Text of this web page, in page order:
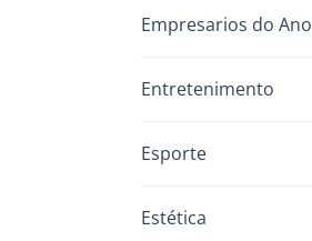
Empresarios do Ano
Entretenimento
Esporte
Estética